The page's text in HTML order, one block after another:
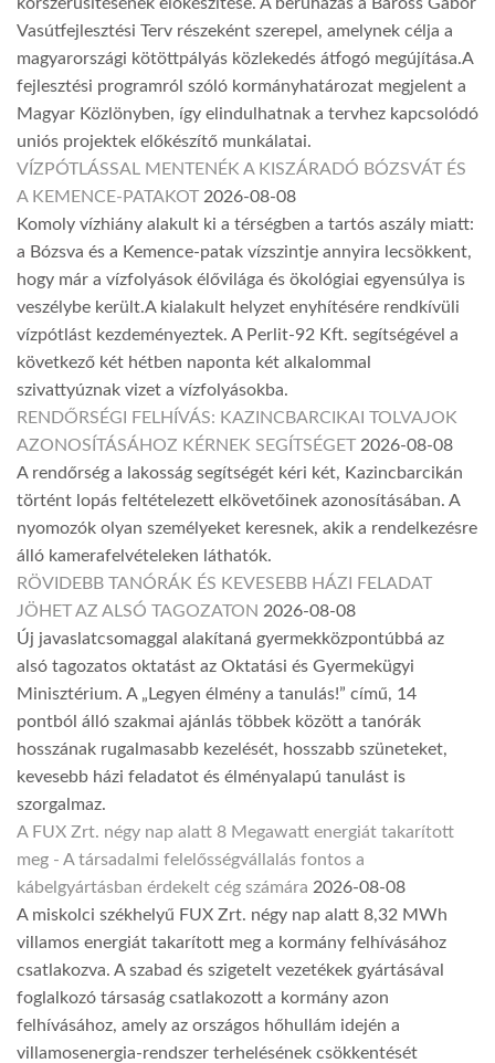
Vasútfejlesztési Terv részeként szerepel, amelynek célja a
magyarországi kötöttpályás közlekedés átfogó megújítása.A
fejlesztési programról szóló kormányhatározat megjelent a
Magyar Közlönyben, így elindulhatnak a tervhez kapcsolódó
uniós projektek előkészítő munkálatai.
VÍZPÓTLÁSSAL MENTENÉK A KISZÁRADÓ BÓZSVÁT ÉS
A KEMENCE-PATAKOT 2026-08-08
Komoly vízhiány alakult ki a térségben a tartós aszály miatt:
a Bózsva és a Kemence-patak vízszintje annyira lecsökkent,
hogy már a vízfolyások élővilága és ökológiai egyensúlya is
veszélybe került.A kialakult helyzet enyhítésére rendkívüli
vízpótlást kezdeményeztek. A Perlit-92 Kft. segítségével a
következő két hétben naponta két alkalommal
szivattyúznak vizet a vízfolyásokba.
RENDŐRSÉGI FELHÍVÁS: KAZINCBARCIKAI TOLVAJOK
AZONOSÍTÁSÁHOZ KÉRNEK SEGÍTSÉGET 2026-08-08
A rendőrség a lakosság segítségét kéri két, Kazincbarcikán
történt lopás feltételezett elkövetőinek azonosításában. A
nyomozók olyan személyeket keresnek, akik a rendelkezésre
álló kamerafelvételeken láthatók.
RÖVIDEBB TANÓRÁK ÉS KEVESEBB HÁZI FELADAT
JÖHET AZ ALSÓ TAGOZATON 2026-08-08
Új javaslatcsomaggal alakítaná gyermekközpontúbbá az
alsó tagozatos oktatást az Oktatási és Gyermekügyi
Minisztérium. A „Legyen élmény a tanulás!” című, 14
pontból álló szakmai ajánlás többek között a tanórák
hosszának rugalmasabb kezelését, hosszabb szüneteket,
kevesebb házi feladatot és élményalapú tanulást is
szorgalmaz.
A FUX Zrt. négy nap alatt 8 Megawatt energiát takarított
meg - A társadalmi felelősségvállalás fontos a
kábelgyártásban érdekelt cég számára 2026-08-08
A miskolci székhelyű FUX Zrt. négy nap alatt 8,32 MWh
villamos energiát takarított meg a kormány felhívásához
csatlakozva. A szabad és szigetelt vezetékek gyártásával
foglalkozó társaság csatlakozott a kormány azon
felhívásához, amely az országos hőhullám idején a
villamosenergia-rendszer terhelésének csökkentését